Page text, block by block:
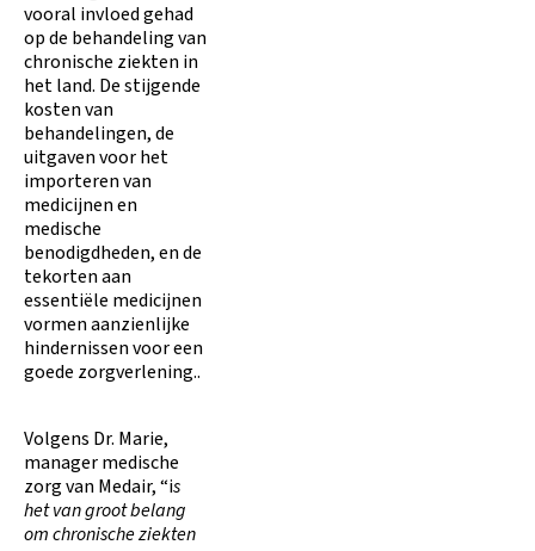
vooral invloed gehad
op de behandeling van
chronische ziekten in
het land. De stijgende
kosten van
behandelingen, de
uitgaven voor het
importeren van
medicijnen en
medische
benodigdheden, en de
tekorten aan
essentiële medicijnen
vormen aanzienlijke
hindernissen voor een
goede zorgverlening..
Volgens Dr. Marie,
manager medische
zorg van Medair, “is
het van groot belang
om chronische ziekten